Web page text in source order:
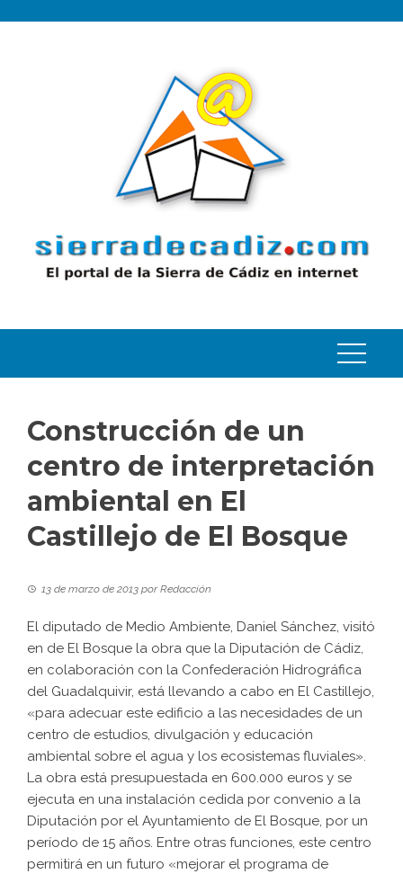
Construcción de un
centro de interpretación
ambiental en El
Castillejo de El Bosque
13 de marzo de 2013 porRedacción
El diputado de Medio Ambiente, Daniel Sánchez, visitó
en de El Bosque la obra que la Diputación de Cádiz,
en colaboración con la Confederación Hidrográfica
del Guadalquivir, está llevando a cabo en El Castillejo,
«para adecuar este edificio a las necesidades de un
centro de estudios, divulgación y educación
ambiental sobre el agua y los ecosistemas fluviales».
La obra está presupuestada en 600.000 euros y se
ejecuta en una instalación cedida por convenio a la
Diputación por el Ayuntamiento de El Bosque, por un
período de 15 años. Entre otras funciones, este centro
permitirá en un futuro «mejorar el programa de